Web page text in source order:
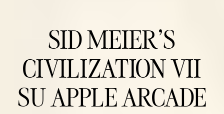
SID MEIER'S
CIVILIZATION VII
SU APPLE ARCADE